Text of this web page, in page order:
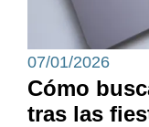
07/01/2026
Cómo
tras las